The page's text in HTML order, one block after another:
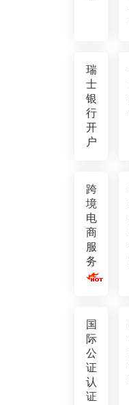
瑞
士
银
行
开
户
跨
境
电
商
服
务
国
际
公
证
认
证